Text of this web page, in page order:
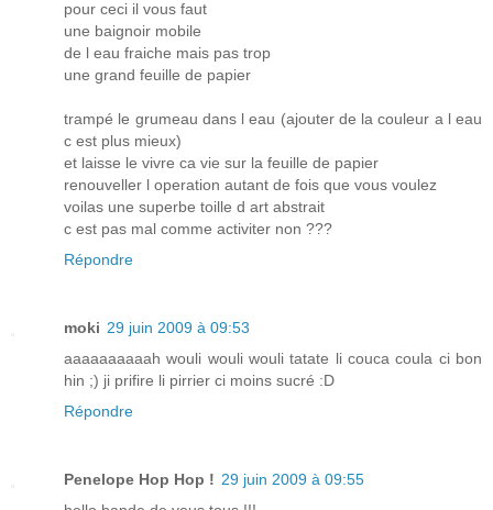
pour ceci il vous faut
une baignoir mobile
de l eau fraiche mais pas trop
une grand feuille de papier
trampé le grumeau dans l eau (ajouter de la couleur a l eau
c est plus mieux)
et laisse le vivre ca vie sur la feuille de papier
renouveller l operation autant de fois que vous voulez
voilas une superbe toille d art abstrait
c est pas mal comme activiter non ???
Répondre
moki 29 juin 2009 à 09:53
aaaaaaaaaah wouli wouli wouli tatate li couca coula ci bon
hin ;) ji prifire li pirrier ci moins sucré :D
Répondre
Penelope Hop Hop ! 29 juin 2009 à 09:55